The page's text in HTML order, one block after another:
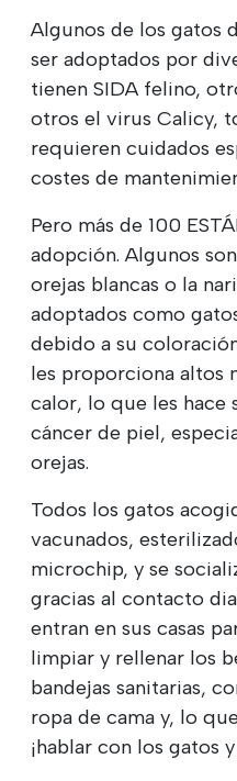
Algunos de los gatos
ser adoptados por
tienen SIDA felino,
otros el virus Calicy,
requieren cuidados
costes de
Pero más de 100
adopción. Algunos
orejas blancas o la
adoptados como
debido a su
les proporciona altos
calor, lo que les hace
cáncer de piel,
orejas.
Todos los gatos
vacunados,
microchip, y se
gracias al contacto
entran en sus casas
limpiar y rellenar los
bandejas sanitarias,
ropa de cama y, lo
¡hablar con los gatos